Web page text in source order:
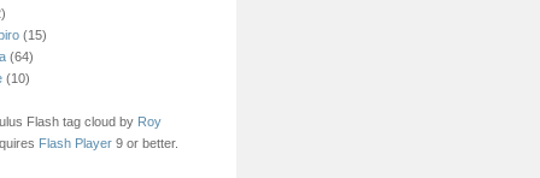
(15)
(64)
(10)
Flash tag cloud by Roy
Flash Player 9 or better.